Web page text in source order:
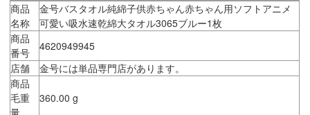
商品
名称
金号バスタオル純綿子供赤ちゃん赤ちゃん用ソフトアニメ
可愛い吸水速乾綿大タオル3065ブルー1枚
商品
番号
4620949945
店舗
金号には単品専門店があります。
商品
毛重
量
360.00 g